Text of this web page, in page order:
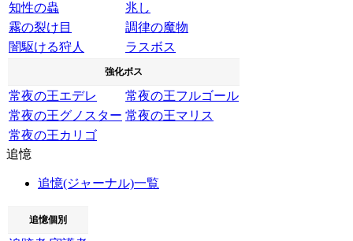
知性の蟲
兆し
霧の裂け目
調律の魔物
闇駆ける狩人
ラスボス
強化ボス
常夜の王エデレ
常夜の王フルゴール
常夜の王グノスター 常夜の王マリス
常夜の王カリゴ
追憶
追憶(ジャーナル)一覧
追憶個別